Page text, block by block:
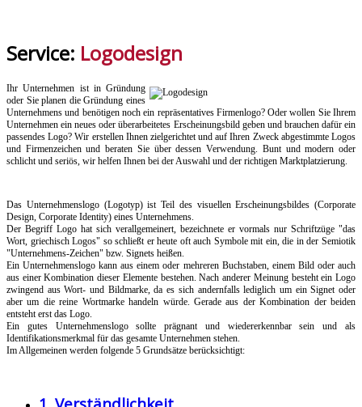
Service: Logodesign
Ihr Unternehmen ist in Gründung
oder Sie planen die Gründung eines
Unternehmens und benötigen noch ein repräsentatives Firmenlogo? Oder wollen Sie Ihrem
Unternehmen ein neues oder überarbeitetes Erscheinungsbild geben und brauchen dafür ein
passendes Logo? Wir erstellen Ihnen zielgerichtet und auf Ihren Zweck abgestimmte Logos
und Firmenzeichen und beraten Sie über dessen Verwendung. Bunt und modern oder
schlicht und seriös, wir helfen Ihnen bei der Auswahl und der richtigen Marktplatzierung.
Das Unternehmenslogo (Logotyp) ist Teil des visuellen Erscheinungsbildes (Corporate
Design, Corporate Identity) eines Unternehmens.
Der Begriff Logo hat sich verallgemeinert, bezeichnete er vormals nur Schriftzüge "das
Wort, griechisch Logos" so schließt er heute oft auch Symbole mit ein, die in der Semiotik
"Unternehmens-Zeichen" bzw. Signets heißen.
Ein Unternehmenslogo kann aus einem oder mehreren Buchstaben, einem Bild oder auch
aus einer Kombination dieser Elemente bestehen. Nach anderer Meinung besteht ein Logo
zwingend aus Wort- und Bildmarke, da es sich andernfalls lediglich um ein Signet oder
aber um die reine Wortmarke handeln würde. Gerade aus der Kombination der beiden
entsteht erst das Logo.
Ein gutes Unternehmenslogo sollte prägnant und wiedererkennbar sein und als
Identifikationsmerkmal für das gesamte Unternehmen stehen.
Im Allgemeinen werden folgende 5 Grundsätze berücksichtigt: